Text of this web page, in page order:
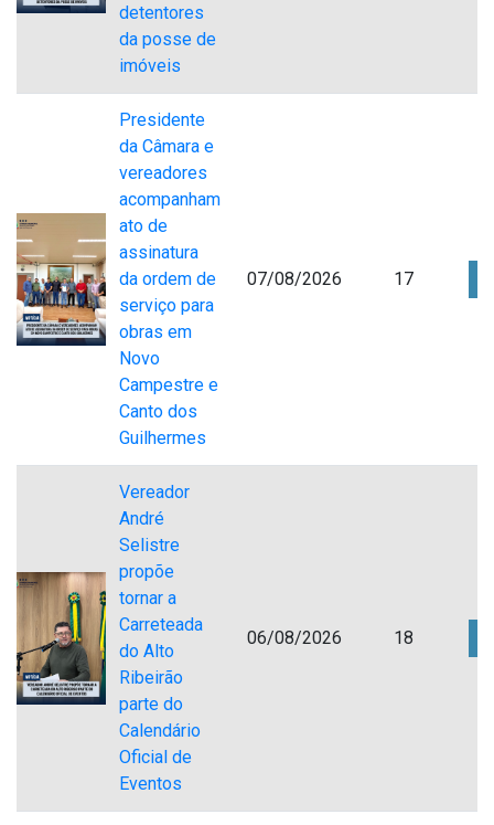
detentores
da posse de
imóveis
Presidente
da Câmara e
vereadores
acompanham
ato de
assinatura
da ordem de
serviço para
obras em
Novo
Campestre e
Canto dos
Guilhermes
07/08/2026 17
Vereador
André
Selistre
propõe
tornar a
Carreteada
do Alto
Ribeirão
parte do
Calendário
Oficial de
Eventos
06/08/2026 18